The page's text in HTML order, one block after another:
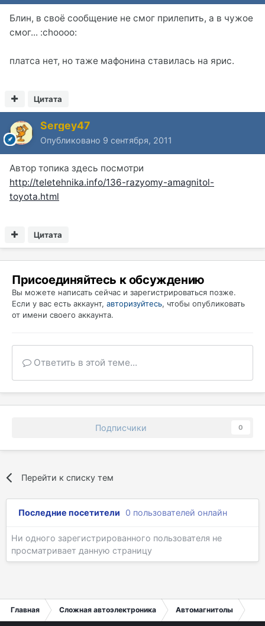
Блин, в своё сообщение не смог прилепить, а в чужое
смог... :choooo:
платса нет, но таже мафонина ставилась на ярис.
Цитата
Sergey47
Опубликовано 9 сентября, 2011
Автор топика здесь посмотри
http://teletehnika.info/136-razyomy-amagnitol-
toyota.html
Цитата
Присоединяйтесь к обсуждению
Вы можете написать сейчас и зарегистрироваться позже.
Если у вас есть аккаунт, авторизуйтесь, чтобы опубликовать
от имени своего аккаунта.
Ответить в этой теме...
Подписчики 0
Перейти к списку тем
Последние посетители 0 пользователей онлайн
Ни одного зарегистрированного пользователя не
просматривает данную страницу
Главная Сложная автоэлектроника Автомагнитолы